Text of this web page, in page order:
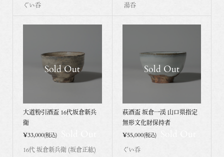
ぐい呑 湯呑
Sold Out
大道粉引酒盃 16代坂倉新兵
衛
¥33,000(税込)
16代 坂倉新兵衛 (坂倉正紘)
Sold Out
萩酒盃 坂倉一渓 山口県指定
無形文化財保持者
¥55,000(税込)
ぐい呑